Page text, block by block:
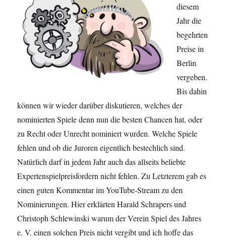
diesem
Jahr die
begehrten
Preise in
Berlin
vergeben.
Bis dahin
können wir wieder darüber diskutieren, welches der
nominierten Spiele denn nun die besten Chancen hat, oder
zu Recht oder Unrecht nominiert wurden. Welche Spiele
fehlen und ob die Juroren eigentlich bestechlich sind.
Natürlich darf in jedem Jahr auch das allseits beliebte
Expertenspielpreisfordern nicht fehlen. Zu Letzterem gab es
einen guten Kommentar im YouTube-Stream zu den
Nominierungen. Hier erklärten Harald Schrapers und
Christoph Schlewinski warum der Verein Spiel des Jahres
e. V. einen solchen Preis nicht vergibt und ich hoffe das